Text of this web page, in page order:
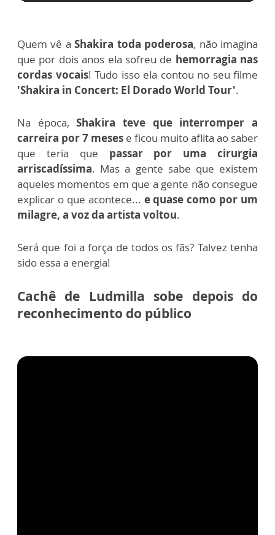
Quem vê aShakira toda poderosa, não imagina
que por dois anos ela sofreu de hemorragia nas
cordas vocais! Tudo isso ela contou no seu filme
'Shakira in Concert: El Dorado World Tour'.
Na época,Shakira teve que interromper a
carreira por 7 meses e ficou muito aflita ao saber
que teria que passar por uma cirurgia
arriscadíssima. Mas a gente sabe que existem
aqueles momentos em que a gente não consegue
explicar o que acontece... e quase como por um
milagre, a voz da artista voltou.
Será que foi a força de todos os fãs? Talvez tenha
sido essa a energia!
Cachê de Ludmilla sobe depois do
reconhecimento do público